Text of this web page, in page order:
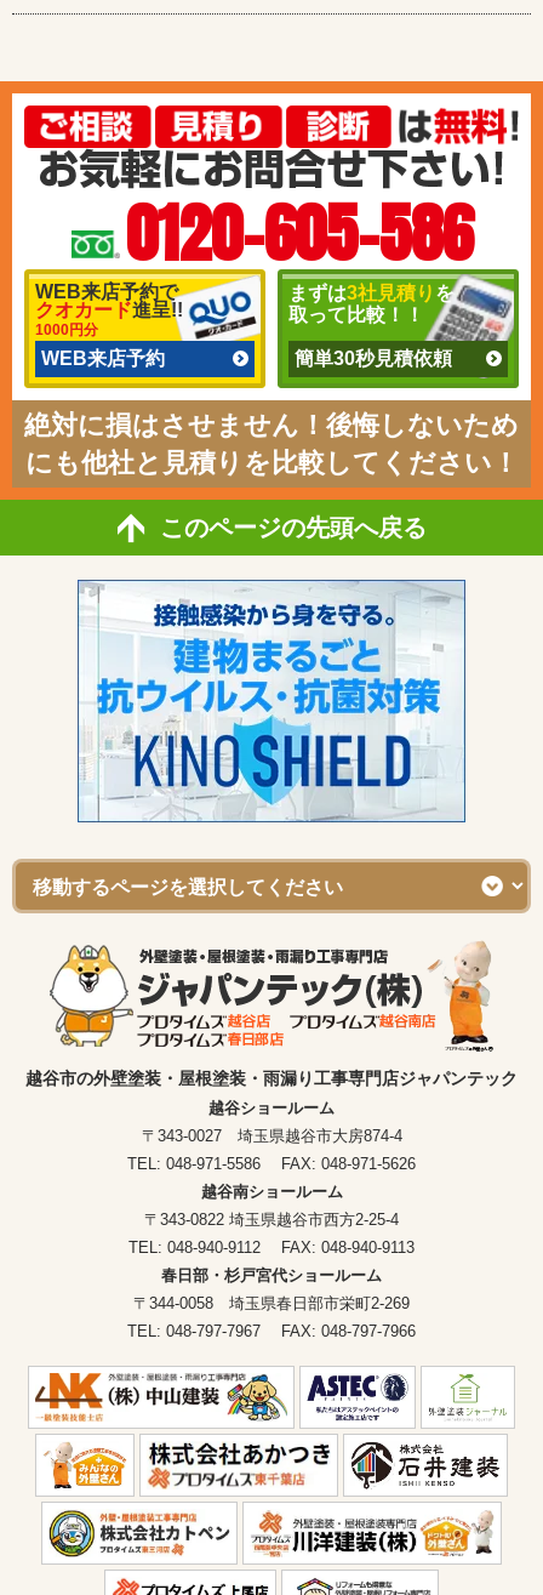
0120-605-586
WEB来店予約で
クオカード進呈!!
1000円分
WEB来店予約
まずは3社見積り を
取って比較！！
簡単30秒見積依頼
絶対に損はさせません！後悔しないため
にも他社と見積りを比較してください！
このページの先頭へ戻る
越谷市の外壁塗装・屋根塗装・雨漏り工事専門店ジャパンテック
越谷ショールーム
〒343-0027 埼玉県越谷市大房874-4
TEL: 048-971-5586 FAX: 048-971-5626
越谷南ショールーム
〒343-0822 埼玉県越谷市西方2-25-4
TEL: 048-940-9112 FAX: 048-940-9113
春日部・杉戸宮代ショールーム
〒344-0058 埼玉県春日部市栄町2-269
TEL: 048-797-7967 FAX: 048-797-7966